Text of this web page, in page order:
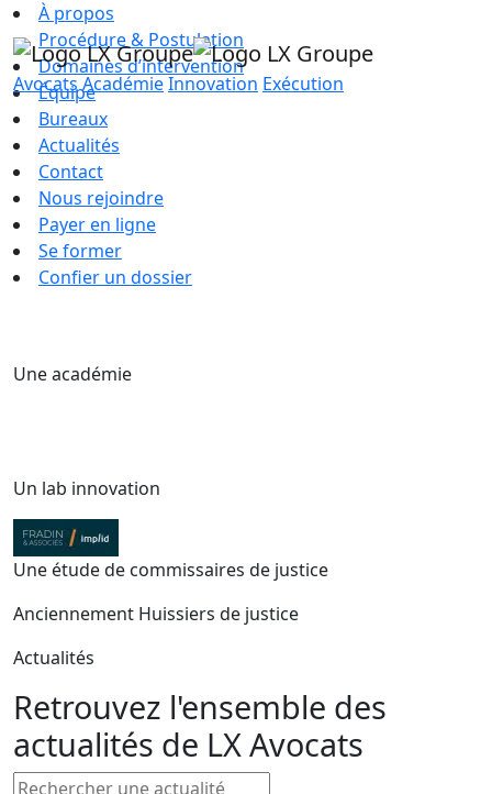
AvocatsAcadémieInnovation Exécution
À propos
Procédure & Postulation
Domaines d’intervention
Équipe
Bureaux
Actualités
Contact
Nous rejoindre
Payer en ligne
Se former
Confier un dossier
Une académie
Un lab innovation
Une étude de commissaires de justice
Anciennement Huissiers de justice
Actualités
Retrouvez l'ensemble des
actualités de LX Avocats